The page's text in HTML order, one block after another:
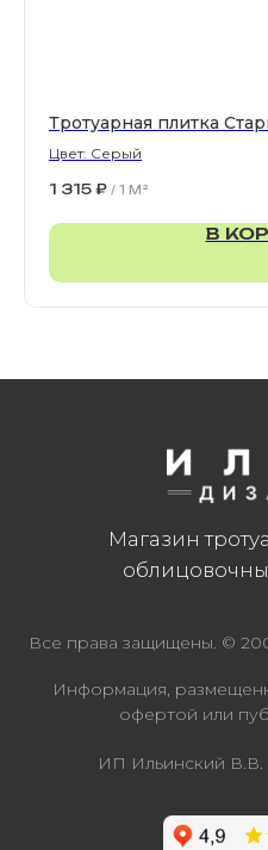
Тротуарная плитка
Цвет: Серый
1 315 ₽ / 1 M²
В